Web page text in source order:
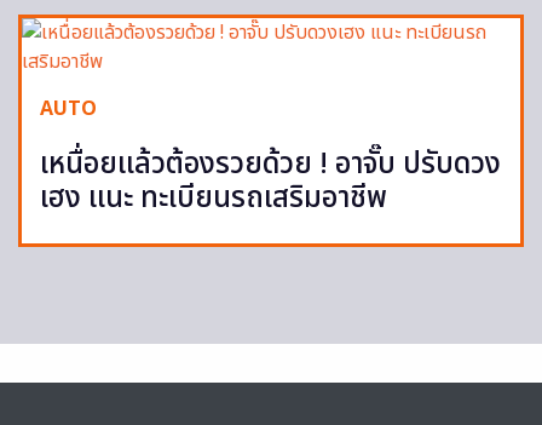
AUTO
เหนื่อยแล้วต้องรวยด้วย ! อาจั๊บ ปรับดวง
เฮง แนะ ทะเบียนรถเสริมอาชีพ